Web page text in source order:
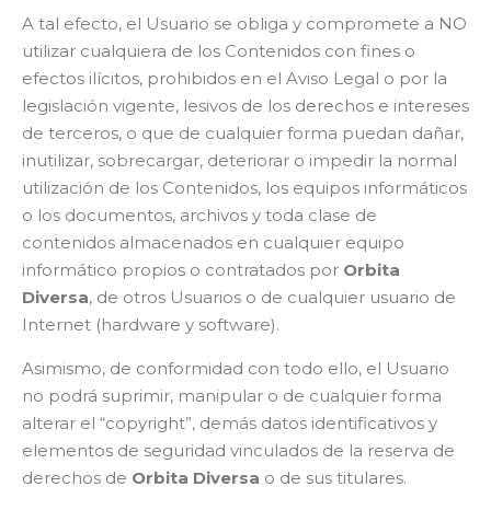
A tal efecto, el Usuario se obliga y compromete a NO
utilizar cualquiera de los Contenidos con fines o
efectos ilícitos, prohibidos en el Aviso Legal o por la
legislación vigente, lesivos de los derechos e intereses
de terceros, o que de cualquier forma puedan dañar,
inutilizar, sobrecargar, deteriorar o impedir la normal
utilización de los Contenidos, los equipos informáticos
o los documentos, archivos y toda clase de
contenidos almacenados en cualquier equipo
informático propios o contratados por Orbita
Diversa, de otros Usuarios o de cualquier usuario de
Internet (hardware y software).
Asimismo, de conformidad con todo ello, el Usuario
no podrá suprimir, manipular o de cualquier forma
alterar el “copyright”, demás datos identificativos y
elementos de seguridad vinculados de la reserva de
derechos de Orbita Diversa o de sus titulares.